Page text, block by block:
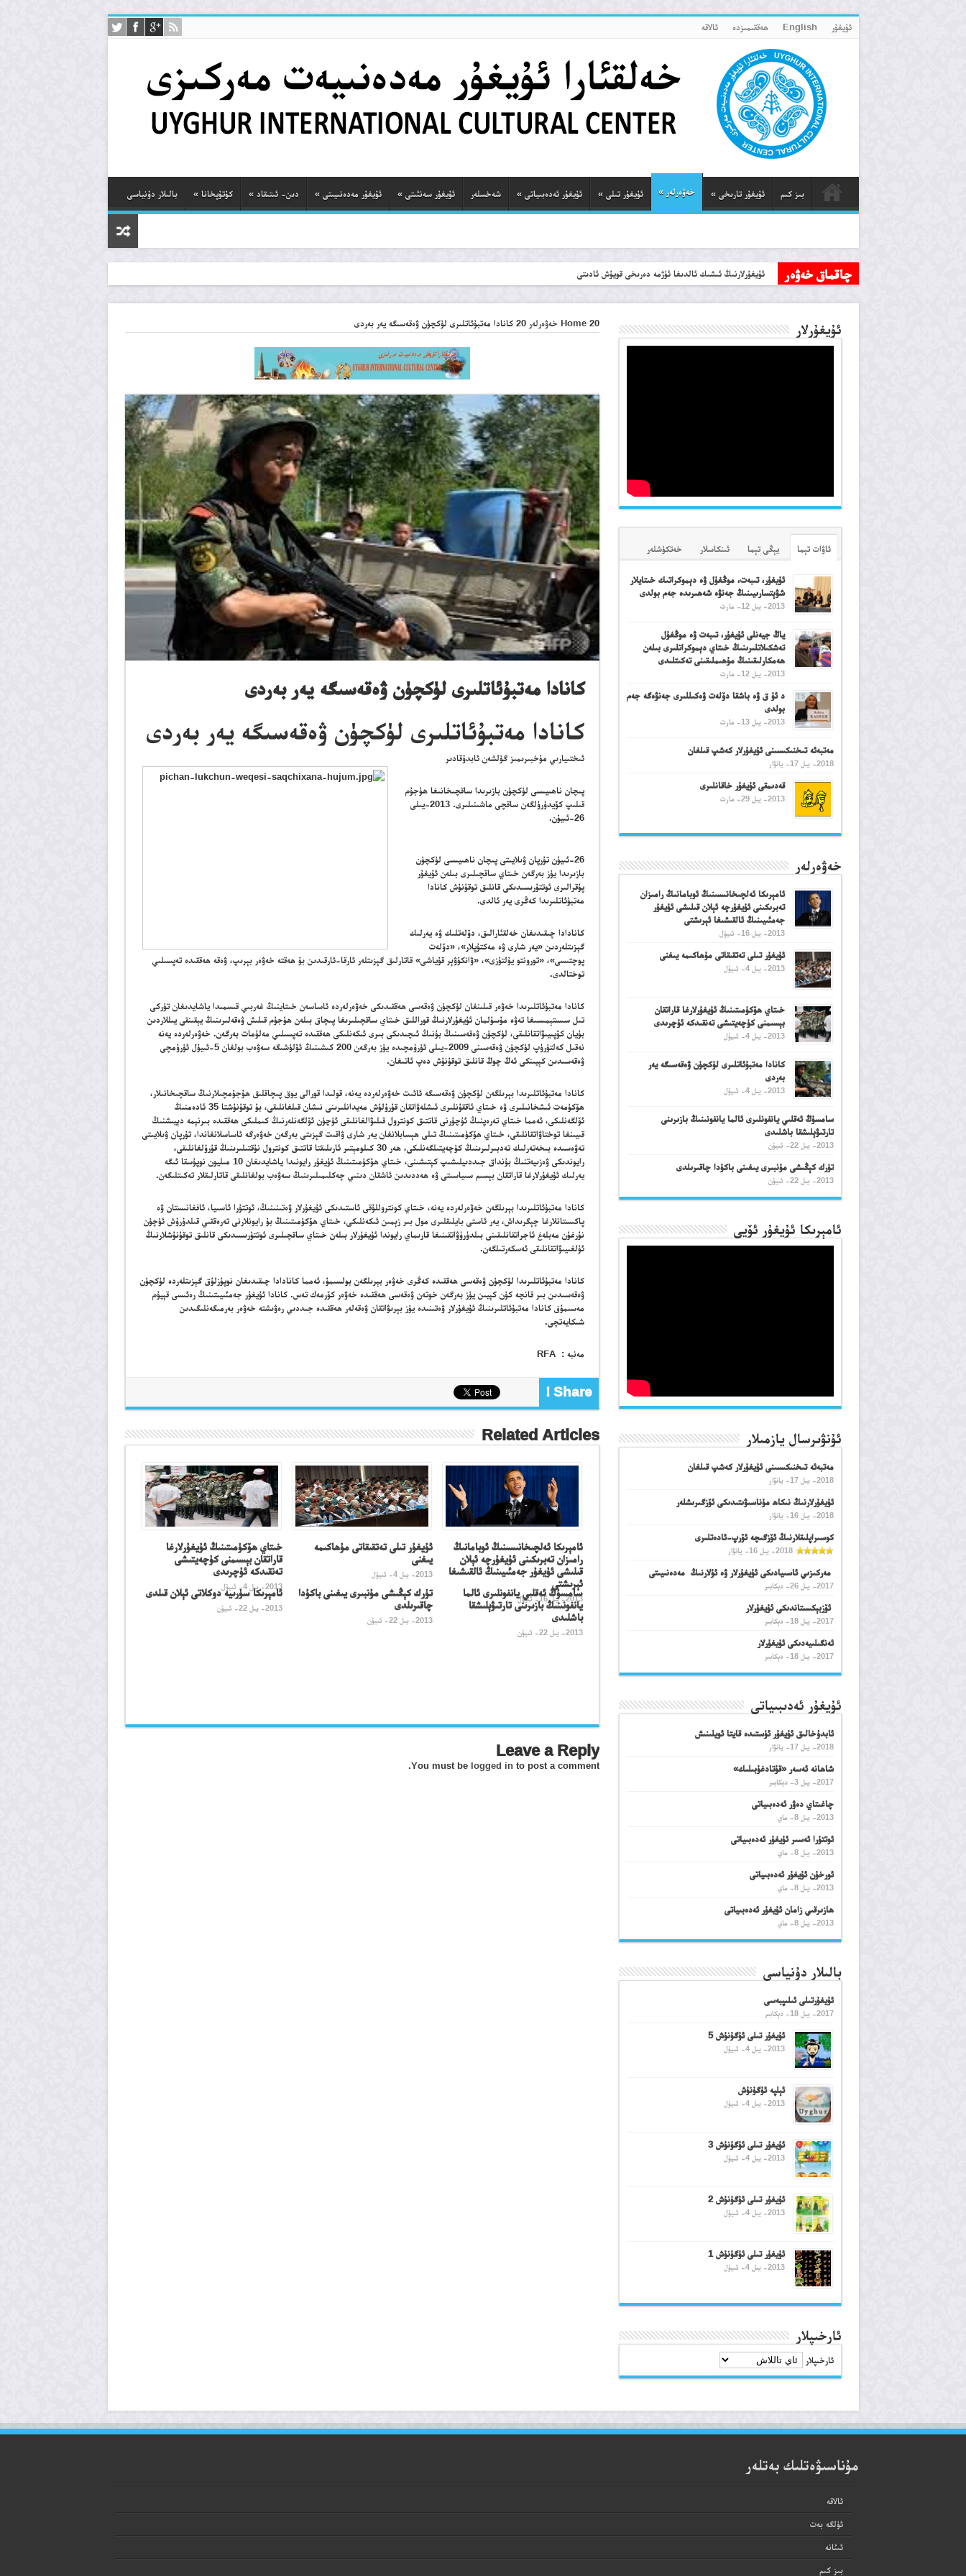
ئۇيغۇر English ھەققىمىزدە ئالاقە
بىز كىم ئۇيغۇر تارىخى » خەۋەرلەر » ئۇيغۇر تىلى » ئۇيغۇر ئەدەبىياتى » شەخسلەر ئۇيغۇر سەنئىتى » ئۇيغۇر مەدەنىيىتى » دىن- ئىتىقاد » كۇتۇپخانا » بالىلار دۇنياسى
چاقماق خەۋەر يەكەندىكى مەسچىدلەر
Home20 خەۋەرلەر 20 كانادا مەتبۇئاتلىرى لۈكچۈن ۋەقەسىگە يەر بەردى
كانادا مەتبۇئاتلىرى لۈكچۈن ۋەقەسىگە يەر بەردى
كانادا مەتبۇئاتلىرى لۈكچۈن ۋەقەسىگە يەر بەردى
ئىختىيارىي مۇخبىرىمىز گۈلشەن ئابدۇقادىر
پىچان ناھىيىسى لۈكچۈن بازىرىدا ساقچىخانىغا ھۇجۇم
قىلىپ كۆيدۈرۈلگەن ساقچى ماشىنىلىرى. 2013-يىلى
26-ئىيۇن.
26-ئىيۇن تۇرپان ۋىلايىتى پىچان ناھىيىسى لۈكچۈن
بازىرىدا يۈز بەرگەن خىتاي ساقچىلىرى بىلەن ئۇيغۇر
پۇقرالىرى ئوتتۇرىسىدىكى قانلىق توقۇنۇش كانادا
مەتبۇئاتلىرىدا كەڭرى يەر ئالدى.
كانادادا چىقىدىغان خەلقئارالىق، دۆلەتلىك ۋە يەرلىك
گېزىتلەردىن «يەر شارى ۋە مەكتۇپلار»، «دۆلەت
پوچتىسى»، «تورونتو يۇلتۇزى»، «ۋانكۇۋېر قۇياشى» قاتارلىق گېزىتلەر ئارقا-ئارقىدىن بۇ ھەقتە خەۋەر بېرىپ، ۋەقە ھەققىدە تەپسىلىي
توختالدى.
كانادا مەتبۇئاتلىرىدا خەۋەر قىلىنغان لۈكچۈن ۋەقەسى ھەققىدىكى خەۋەرلەردە ئاساسەن خىتاينىڭ غەربىي قىسمىدا ياشايدىغان تۈركى
تىل سىستېمىسىغا تەۋە مۇسۇلمان ئۇيغۇرلارنىڭ قوراللىق خىتاي ساقچىلىرىغا پىچاق بىلەن ھۇجۇم قىلىش ۋەقەلىرىنىڭ يېقىنقى يىللاردىن
بۇيان كۆپىيىۋاتقانلىقى، لۈكچۈن ۋەقەسىنىڭ بۇنىڭ ئىچىدىكى بىرى ئىكەنلىكى ھەققىدە تەپسىلىي مەلۇمات بەرگەن. خەۋەرلەردە يەنە
نەقىل كەلتۈرۈپ لۈكچۈن ۋەقەسىنى 2009-يىلى ئۈرۈمچىدە يۈز بەرگەن 200 كىشىنىڭ ئۆلۈشىگە سەۋەب بولغان 5-ئىيۇل ئۈرۈمچى
ۋەقەسىدىن كېيىنكى ئەڭ چوڭ قانلىق توقۇنۇش دەپ ئاتىغان.
كانادا مەتبۇئاتلىرىدا بېرىلگەن لۈكچۈن ۋەقەسىگە ئائىت خەۋەرلەردە يەنە، قولىدا قورالى يوق پىچاقلىق ھۇجۇمچىلارنىڭ ساقچىخانىلار،
ھۆكۈمەت ئىشخانىلىرى ۋە خىتاي ئاققۇنلىرى ئىشلەۋاتقان قۇرۇلۇش مەيدانلىرىنى نىشان قىلغانلىقى، بۇ توقۇنۇشتا 35 ئادەمنىڭ
ئۆلگەنلىكى، ئەمما خىتاي تەرەپنىڭ ئۇچۇرنى قاتتىق كونترول قىلىۋالغانلىقى ئۈچۈن ئۆلگەنلەرنىڭ كىملىكى ھەققىدە بىرنېمە دېيىشنىڭ
قىيىنغا توختاۋاتقانلىقى، خىتاي ھۆكۈمىتىنىڭ تىلى ھېسابلانغان يەر شارى ۋاقىت گېزىتى بەرگەن خەۋەرگە ئاساسلانغاندا، تۇرپان ۋىلايىتى
تەۋەسىدە بىخەتەرلىك تەدبىرلىرىنىڭ كۈچەيتىلگەنلىكى، ھەر 30 كىلومېتىر ئارىلىقتا قاتتىق كونترول نۇقتىلىرىنىڭ قۇرۇلغانلىقى،
رايوندىكى ۋەزىيەتنىڭ بۇنداق جىددىيلىشىپ كېتىشىنى، خىتاي ھۆكۈمىتىنىڭ ئۇيغۇر رايونىدا ياشايدىغان 10 مىليون نوپۇسقا ئىگە
يەرلىك ئۇيغۇرلارغا قاراتقان بېسىم سىياسىتى ۋە ھەددىدىن ئاشقان دىنىي چەكلىمىلىرىنىڭ سەۋەب بولغانلىقى قاتارلىقلار تەكىتلىگەن.
كانادا مەتبۇئاتلىرىدا بېرىلگەن خەۋەرلەردە يەنە، خىتاي كونتروللۇقى ئاستىدىكى ئۇيغۇرلار ۋەتىنىنىڭ، ئوتتۇرا ئاسىيا، ئافغانىستان ۋە
پاكىستانلارغا چېگرىداش، يەر ئاستى بايلىقلىرى مول بىر زېمىن ئىكەنلىكى، خىتاي ھۆكۈمىتىنىڭ بۇ رايونلارنى تەرەققىي قىلدۇرۇش ئۈچۈن
نۇرغۇن مەبلەغ ئاجراتقانلىقىنى بىلدۈرۈۋاتقىنىغا قارىماي رايوندا ئۇيغۇرلار بىلەن خىتاي ساقچىلىرى ئوتتۇرىسىدىكى قانلىق توقۇنۇشلارنىڭ
ئۇلغىيىۋاتقانلىقى ئەسكەرتىلگەن.
كانادا مەتبۇئاتلىرىدا لۈكچۈن ۋەقەسى ھەققىدە كەڭرى خەۋەر بېرىلگەن بولسىمۇ، ئەمما كانادادا چىقىدىغان نوپۇزلۇق گېزىتلەردە لۈكچۈن
ۋەقەسىدىن بىر قانچە كۈن كېيىن يۈز بەرگەن خوتەن ۋەقەسى ھەققىدە خەۋەر كۆرمەك تەس. كانادا ئۇيغۇر جەمئىيىتىنىڭ رەئىسى قېيۇم
مەسىمۇف كانادا مەتبۇئاتلىرىنىڭ ئۇيغۇرلار ۋەتىنىدە يۈز بېرىۋاتقان ۋەقەلەر ھەققىدە جىددىي رەۋىشتە خەۋەر بەرمىگەنلىگىدىن
شىكايەتچى.
مەنبە : RFA
Share !
Related Articles
ئامېرىكا ئەلچىخانىسىنىڭ ئوبامانىڭ
رامىزان تەبرىكىنى ئۇيغۇرچە ئېلان
قىلىشى ئۇيغۇر جەمئىيىنىڭ ئالقىشىغا
ئېرىشتى
2013- يىل 16- ئىيۇل
ئۇيغۇر تىلى تەتقىقاتى مۇھاكىمە
يىغنى
2013- يىل 4- ئىيۇل
خىتاي ھۆكۈمىتىنىڭ ئۇيغۇرلارغا
قاراتقان بېسىمنى كۈچەيتىشى
تەنقىدكە ئۇچرىدى
2013- يىل 4- ئىيۇل
سامسۇڭ ئەقلىي يانفونلىرى ئالما
يانفونىنىڭ بازىرىنى تارتىۋېلىشقا
باشلىدى
2013- يىل 22- ئىيۇن
تۈرك كېڭىشى مۇنبىرى يىغىنى باكۇدا
چاقىرىلدى
2013- يىل 22- ئىيۇن
ئامېرىكا سۈرىيە دوكلاتى ئېلان قىلدى
2013- يىل 22- ئىيۇن
Leave a Reply
You must be logged into post a comment.
ئۇيغۇرلار
ئاۋات تېما يېڭى تېما ئىنكاسلار خەتكۈشلەر
ئۇيغۇر، تىبەت، موڭغۇل ۋە دېموكراتىك خىتايلار
شۋېتسارىيىنىڭ جەنۋە شەھىرىدە جەم بولدى
2013- يىل 12- مارت
ياڭ جيەنلى ئۇيغۇر، تىبەت ۋە موڭغۇل
تەشكىلاتلىرىنىڭ خىتاي دېموكراتلىرى بىلەن
ھەمكارلىقىنىڭ مۇھىملىقىنى تەكىتلىدى
2013- يىل 12- مارت
د ئۇ ق ۋە باشقا دۆلەت ۋەكىللىرى جەنۋەگە جەم
بولدى
2013- يىل 13- مارت
مەتبەئە تىخنىكىسىنى ئۇيغۇرلار كەشپ قىلغان
2018- يىل 17- يانۋار
قەدىمقى ئۇيغۇر خاقانلىرى
2013- يىل 29- مارت
خەۋەرلەر
ئامېرىكا ئەلچىخانىسىنىڭ ئوبامانىڭ رامىزان
تەبرىكىنى ئۇيغۇرچە ئېلان قىلىشى ئۇيغۇر
جەمئىيىنىڭ ئالقىشىغا ئېرىشتى
2013- يىل 16- ئىيۇل
ئۇيغۇر تىلى تەتقىقاتى مۇھاكىمە يىغنى
2013- يىل 4- ئىيۇل
خىتاي ھۆكۈمىتىنىڭ ئۇيغۇرلارغا قاراتقان
بېسىمنى كۈچەيتىشى تەنقىدكە ئۇچرىدى
2013- يىل 4- ئىيۇل
كانادا مەتبۇئاتلىرى لۈكچۈن ۋەقەسىگە يەر
بەردى
2013- يىل 4- ئىيۇل
سامسۇڭ ئەقلىي يانفونلىرى ئالما يانفونىنىڭ بازىرىنى
تارتىۋېلىشقا باشلىدى
2013- يىل 22- ئىيۇن
تۈرك كېڭىشى مۇنبىرى يىغىنى باكۇدا چاقىرىلدى
2013- يىل 22- ئىيۇن
ئامېرىكا ئۇيغۇر ئۆيى
ئۇنۋىرسال يازمىلار
مەتبەئە تىخنىكىسىنى ئۇيغۇرلار كەشپ قىلغان
2018- يىل 17- يانۋار
ئۇيغۇرلارنىڭ نىكاھ مۇناسىۋىتىدىكى ئۆزگىرىشلەر
2018- يىل 16- يانۋار
كوسىراپلىقلارنىڭ ئۆزگىچە ئۆرپ-ئادەتلىرى
2018- يىل 16- يانۋار
مەركىزىي ئاسىيادىكى ئۇيغۇرلار ۋە ئۇلارنىڭ مەدەنىيىتى
2017- يىل 26- دېكابىر
ئۆزبېكىستاندىكى ئۇيغۇرلار
2017- يىل 18- دېكابىر
ئەنگىلىيەدىكى ئۇيغۇرلار
2017- يىل 18- دېكابىر
ئۇيغۇر ئەدىبىياتى
ئابدۇخالىق ئۇيغۇر ئۈستىدە قايتا ئويلىنىش
2018- يىل 17- يانۋار
شاھانە ئەسەر «قۇتادغۇبىلىك»
2017- يىل 3- دېكابىر
چاغىتاي دەۋر ئەدەبىياتى
2013- يىل 8- ماي
ئوتتۇرا ئەسىر ئۇيغۇر ئەدەبىياتى
2013- يىل 8- ماي
ئورخۇن ئۇيغۇر ئەدەبىياتى
2013- يىل 8- ماي
ھازىرقىي زامان ئۇيغۇر ئەدەبىياتى
2013- يىل 8- ماي
بالىلار دۇنياسى
ئۇيغۇرتىلى ئىلىپبەسى
2017- يىل 18- دېكابىر
ئۇيغۇر تىلى ئۇگۇنۇش 5
2013- يىل 4- ئىيۇل
ئېلپە ئۇگۇنۇش
2013- يىل 4- ئىيۇل
ئۇيغۇر تىلى ئۇگۇنۇش 3
2013- يىل 4- ئىيۇل
ئۇيغۇر تىلى ئۇگۇنۇش 2
2013- يىل 4- ئىيۇل
ئۇيغۇر تىلى ئۇگۇنۇش 1
2013- يىل 4- ئىيۇل
ئارخىپلار
ئارخىپلار
مۇناسىۋەتلىك بەتلەر
ئالاقە
ئۈلگە بەت
ئىئانە
بىز كىم